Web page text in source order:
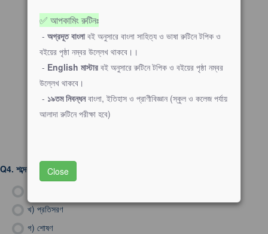
Q4. শব্দের প্রতিধ্বনি সৃষ্টি হওয়ার কারণ কি?
খ) প্রতিসরণ
গ) শোষণ
✅ আপকামিং রুটিনঃ
- অগ্রদূত বাংলাবই অনুসারে বাংলা সাহিত্য ও ভাষা রুটিনে টপিক ও
বইয়ের পৃষ্ঠা নম্বর উল্লেখ থাকবে।।
- English মাস্টারবই অনুসারে রুটিনে টপিক ও বইয়ের পৃষ্ঠা নম্বর
উল্লেখ থাকবে।
- ১৯তম নিবন্ধনবাংলা, ইতিহাস ও প্রাণীবিজ্ঞান (স্কুল ও কলেজ পর্যায়
আলাদা রুটিনে পরীক্ষা হবে)
Close